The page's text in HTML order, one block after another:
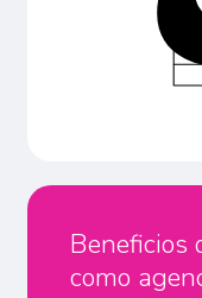
Beneficios
como